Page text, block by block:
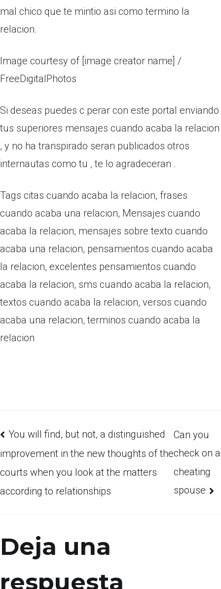
mal chico que te mintio asi­ como termino la
relacion.
Image courtesy of [image creator name] /
FreeDigitalPhotos
Si deseas puedes c perar con este portal enviando
tus superiores mensajes cuando acaba la relacion
, y no ha transpirado seran publicados otros
internautas como tu , te lo agradeceran .
Tags citas cuando acaba la relacion, frases
cuando acaba una relacion, Mensajes cuando
acaba la relacion, mensajes sobre texto cuando
acaba una relacion, pensamientos cuando acaba
la relacion, excelentes pensamientos cuando
acaba la relacion, sms cuando acaba la relacion,
textos cuando acaba la relacion, versos cuando
acaba una relacion, terminos cuando acaba la
relacion
You will find, but not, a distinguished
improvement in the new thoughts of the
courts when you look at the matters
according to relationships
Can you
check on a
cheating
spouse
Deja una
respuesta